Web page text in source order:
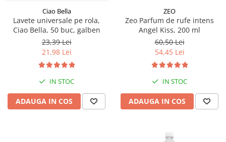
Ciao Bella
Lavete universale pe rola,
Ciao Bella, 50 buc, galben
23,39 Lei
21,98 Lei
IN STOC
ADAUGA IN COS
ZEO
Zeo Parfum de rufe intens
Angel Kiss, 200 ml
60,50 Lei
54,45 Lei
IN STOC
ADAUGA IN COS